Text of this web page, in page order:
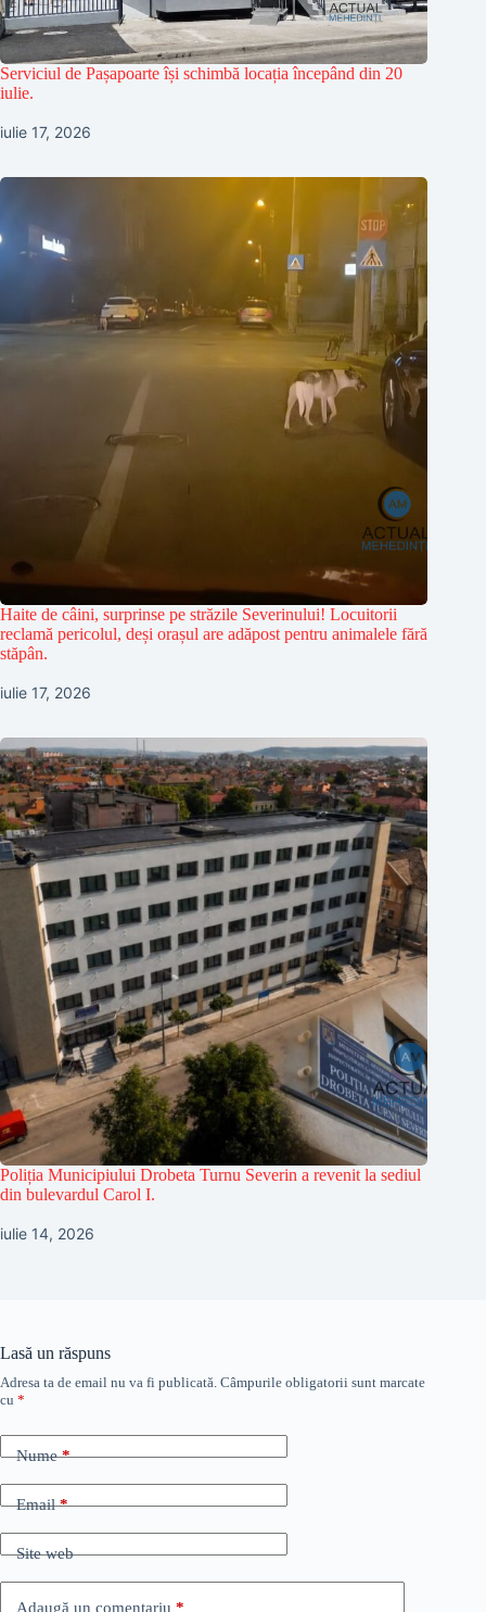
Serviciul de Pașapoarte își schimbă locația începând din 20
iulie.
iulie 17, 2026
Haite de câini, surprinse pe străzile Severinului! Locuitorii
reclamă pericolul, deși orașul are adăpost pentru animalele fără
stăpân.
iulie 17, 2026
Poliția Municipiului Drobeta Turnu Severin a revenit la sediul
din bulevardul Carol I.
iulie 14, 2026
Lasă un răspuns
Adresa ta de email nu va fi publicată. Câmpurile obligatorii sunt marcate
cu *
Nume*
Email*
Site web
Adaugă un comentariu *